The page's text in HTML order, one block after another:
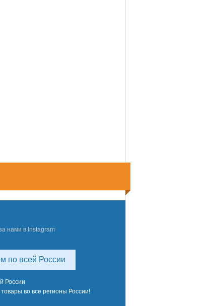
нами в Instagram
по всей России
России
во все регионы России!